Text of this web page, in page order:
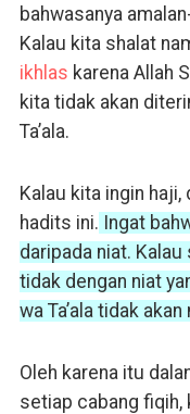
bahwasanya
Kalau kita shalat
ikhlas karena Allah
kita tidak akan
Ta’ala.
Kalau kita ingin
hadits ini. Ingat
daripada niat.
tidak dengan niat
wa Ta’ala tidak
Oleh karena itu
setiap cabang